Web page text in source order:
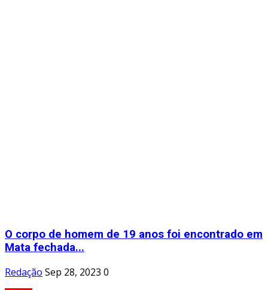
O corpo de homem de 19 anos foi encontrado em
Mata fechada...
Redação Sep 28, 2023 0